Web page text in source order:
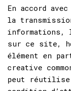
En accord
la
informations,
sur ce site,
élément en
creative
peut